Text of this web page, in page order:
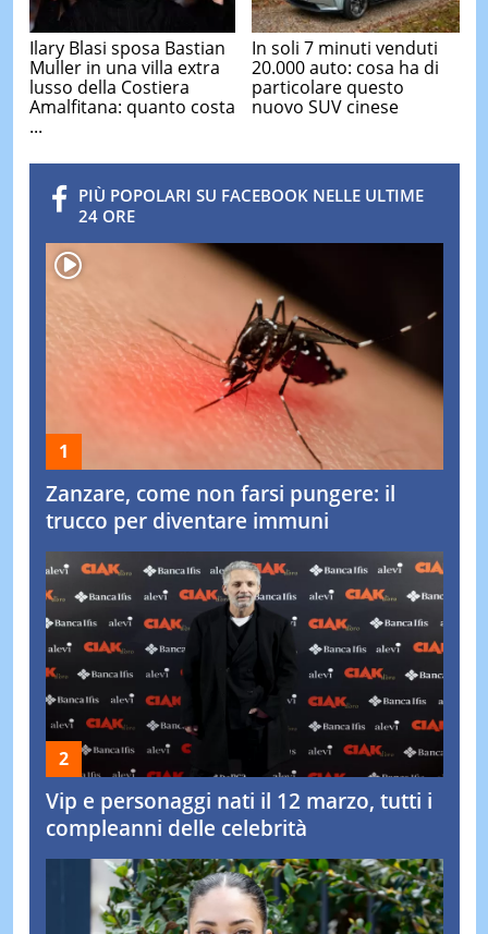
Ilary Blasi sposa Bastian
Muller in una villa extra
lusso della Costiera
Amalfitana: quanto costa
...
In soli 7 minuti venduti
20.000 auto: cosa ha di
particolare questo
nuovo SUV cinese
PIÙ POPOLARI SU FACEBOOK NELLE ULTIME
24 ORE
Zanzare, come non farsi pungere: il
trucco per diventare immuni
Vip e personaggi nati il 12 marzo, tutti i
compleanni delle celebrità